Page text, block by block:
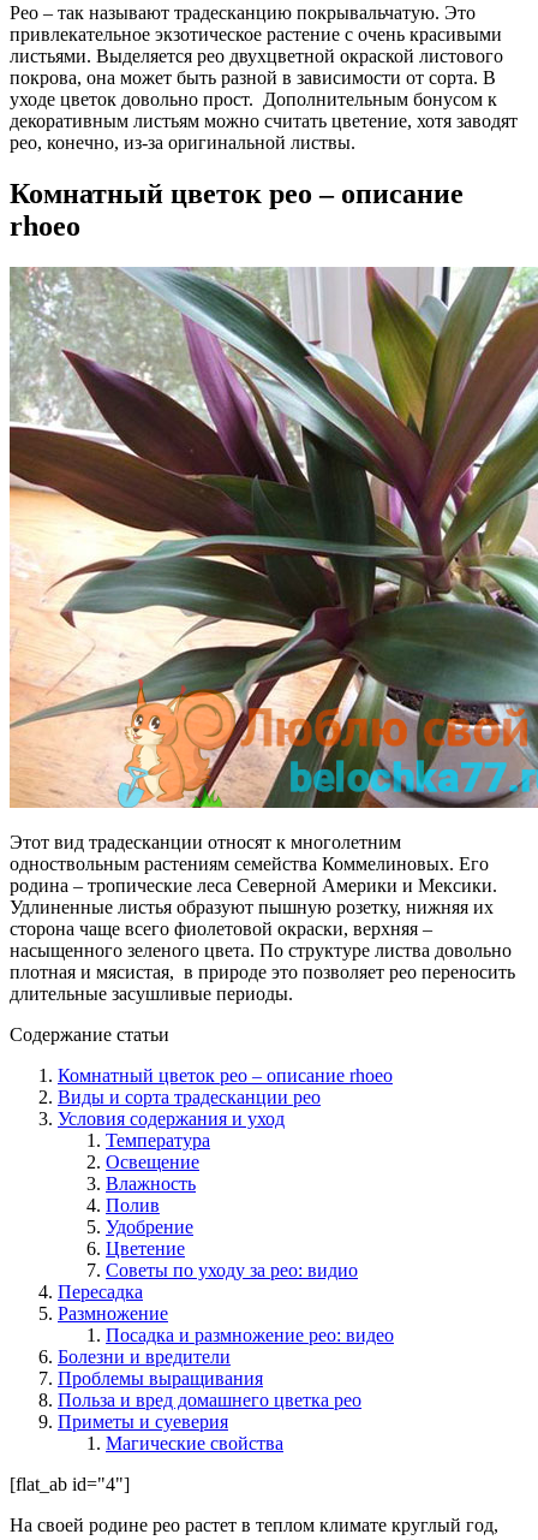
Рео – так называют традесканцию покрывальчатую. Это
привлекательное экзотическое растение с очень красивыми
листьями. Выделяется рео двухцветной окраской листового
покрова, она может быть разной в зависимости от сорта. В
уходе цветок довольно прост. Дополнительным бонусом к
декоративным листьям можно считать цветение, хотя заводят
рео, конечно, из-за оригинальной листвы.
Комнатный цветок рео – описание
rhoeo
Этот вид традесканции относят к многолетним
одноствольным растениям семейства Коммелиновых. Его
родина – тропические леса Северной Америки и Мексики.
Удлиненные листья образуют пышную розетку, нижняя их
сторона чаще всего фиолетовой окраски, верхняя –
насыщенного зеленого цвета. По структуре листва довольно
плотная и мясистая, в природе это позволяет рео переносить
длительные засушливые периоды.
Содержание статьи
Комнатный цветок рео – описание rhoeo
Виды и сорта традесканции рео
Условия содержания и уход
Температура
Освещение
Влажность
Полив
Удобрение
Цветение
Советы по уходу за рео: видио
Пересадка
Размножение
Посадка и размножение рео: видео
Болезни и вредители
Проблемы выращивания
Польза и вред домашнего цветка рео
Приметы и суеверия
Магические свойства
[flat_ab id="4"]
На своей родине рео растет в теплом климате круглый год,